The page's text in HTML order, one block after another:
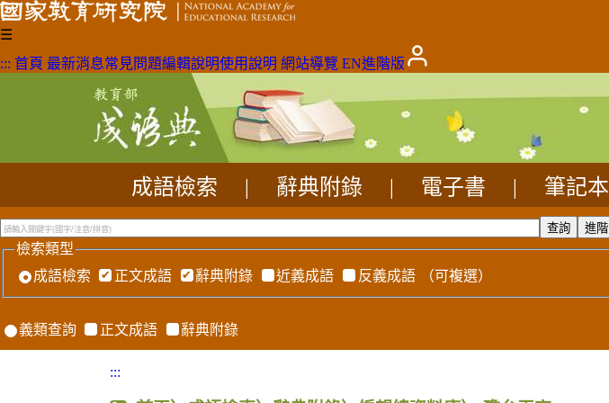
☰
::: 首頁 最新消息常見問題編輯說明使用說明 網站導覽 EN進階版
成語檢索 辭典附錄 電子書 筆記本
檢索類型
成語檢索
正文成語 辭典附錄 近義成語 反義成語 （可複選）
義類查詢 正文成語 辭典附錄
:::